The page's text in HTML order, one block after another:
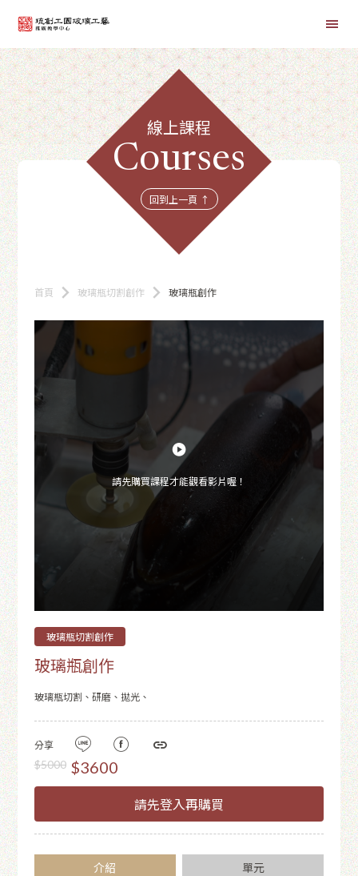
首頁
線上課程
線上課程
Courses
回到上一頁 ↑
首頁 玻璃瓶切割創作 玻璃瓶創作
請先購買課程才能觀看影片喔！
玻璃瓶切割創作
玻璃瓶創作
玻璃瓶切割、研磨、拋光、
分享
$5000 $3600
請先登入再購買
介紹 單元